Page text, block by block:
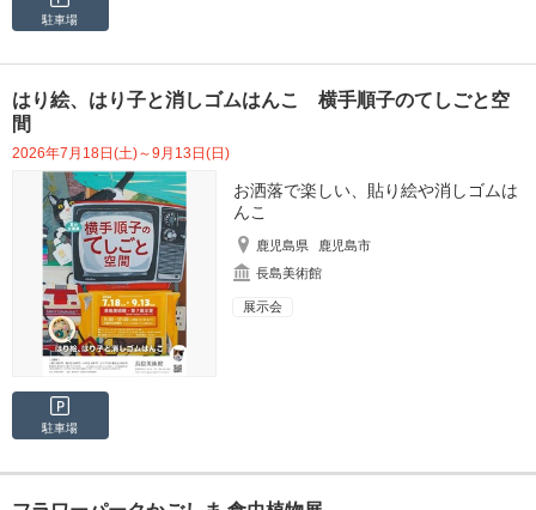
駐車場
はり絵、はり子と消しゴムはんこ 横手順子のてしごと空
間
2026年7月18日(土)～9月13日(日)
お洒落で楽しい、貼り絵や消しゴムは
んこ
鹿児島県
鹿児島市
長島美術館
展示会
駐車場